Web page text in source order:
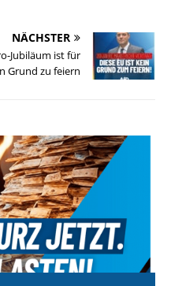
NÄCHSTER
Jubiläum ist für
Grund zu feiern